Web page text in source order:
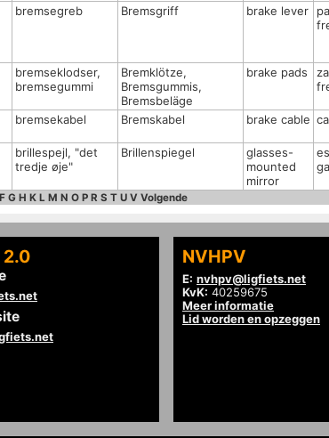
bremsegreb Bremsgriff brake lever
bremseklodser,
bremsegummi
Bremklötze,
Bremsgummis,
Bremsbeläge
brake pads
bremsekabel Bremskabel brake cable
brillespejl, "det
tredje øje"
Brillenspiegel
glasses-
mounted
mirror
F G H K L M N O P R S T U V Volgende
NVHPV
E: nvhpv@ligfiets.net
KvK: 40259675
Meer informatie
Lid worden en opzeggen